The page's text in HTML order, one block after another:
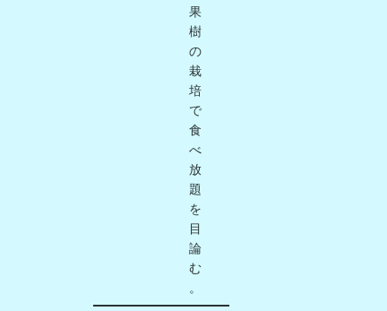
果
樹
の
栽
培
で
食
べ
放
題
を
目
論
む
。